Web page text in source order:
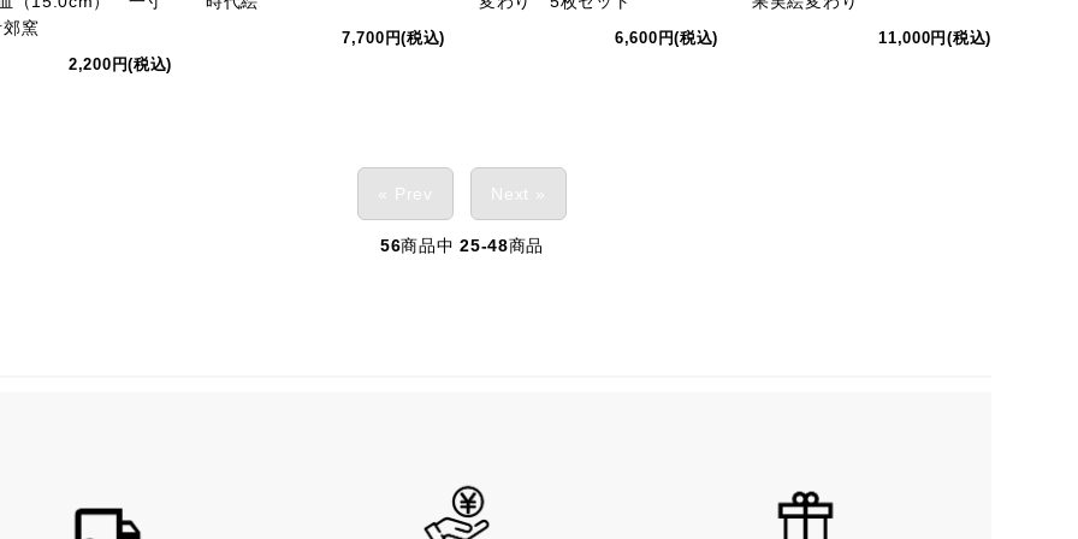
窯
2,200円(税込)
7,700円(税込) 6,600円(税込) 11,000円(税込)
« Prev Next »
56商品中 25-48商品